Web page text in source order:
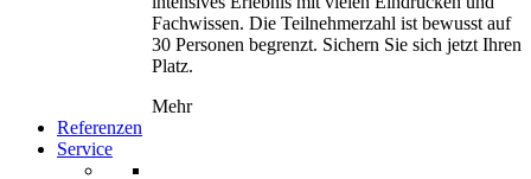
Fachwissen. Die Teilnehmerzahl ist bewusst auf
30 Personen begrenzt. Sichern Sie sich jetzt Ihren
Platz.
Mehr
Referenzen
Service